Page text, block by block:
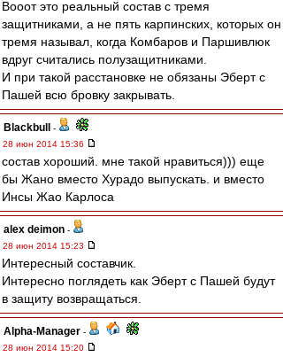
Вооот это реальный состав с тремя
защитниками, а не пять карпинских, которых он
тремя называл, когда Комбаров и Паршивлюк
вдруг считались полузащитниками.
И при такой расстановке не обязаны Эберт с
Пашей всю бровку закрывать.
Blackbull
-
28 июн 2014 15:36
состав хороший. мне такой нравиться))) еще
бы Жано вместо Хурадо выпускать. и вместо
Инсы Жао Карлоса
alex deimon -
28 июн 2014 15:23
Интересный составчик.
Интересно поглядеть как Эберт с Пашей будут
в защиту возвращаться.
Alpha-Manager -
28 июн 2014 15:20